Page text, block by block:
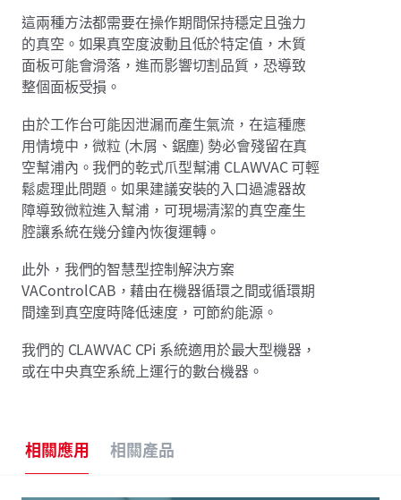
這兩種方法都需要在操作期間保持穩定且強力
的真空。如果真空度波動且低於特定值，木質
面板可能會滑落，進而影響切割品質，恐導致
整個面板受損。
由於工作台可能因泄漏而產生氣流，在這種應
用情境中，微粒 (木屑、鋸塵) 勢必會殘留在真
空幫浦內。我們的乾式爪型幫浦 CLAWVAC 可輕
鬆處理此問題。如果建議安裝的入口過濾器故
障導致微粒進入幫浦，可現場清潔的真空產生
腔讓系統在幾分鐘內恢復運轉。
此外，我們的智慧型控制解決方案
VAControlCAB，藉由在機器循環之間或循環期
間達到真空度時降低速度，可節約能源。
我們的 CLAWVAC CPi 系統適用於最大型機器，
或在中央真空系統上運行的數台機器。
相關應用 相關產品